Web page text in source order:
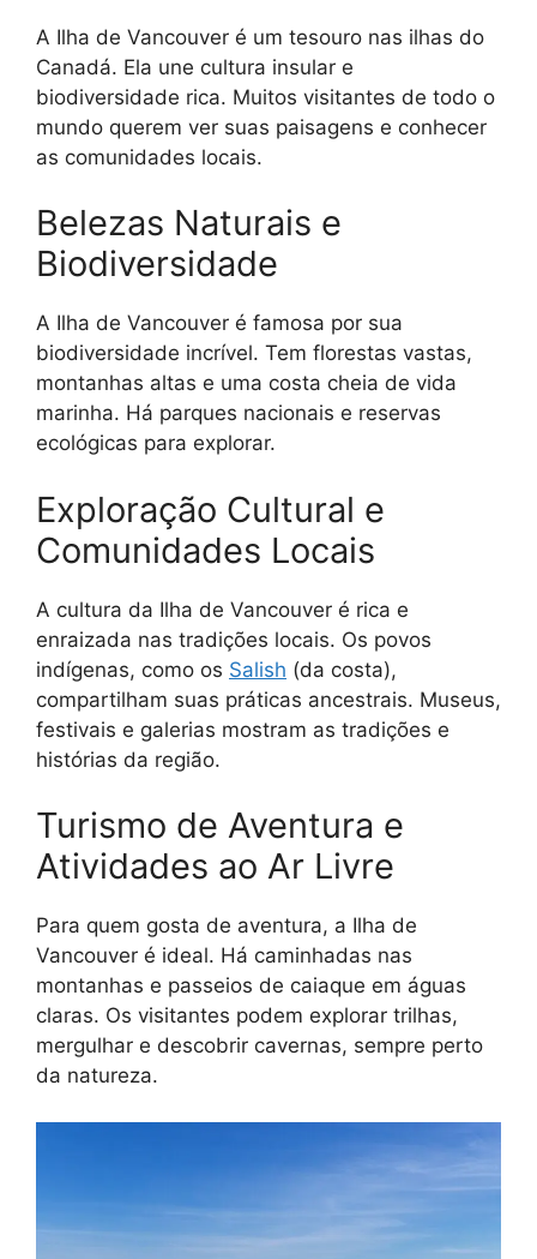
A Ilha de Vancouver é um tesouro nas ilhas do
Canadá. Ela une cultura insular e
biodiversidade rica. Muitos visitantes de todo o
mundo querem ver suas paisagens e conhecer
as comunidades locais.
Belezas Naturais e
Biodiversidade
A Ilha de Vancouver é famosa por sua
biodiversidade incrível. Tem florestas vastas,
montanhas altas e uma costa cheia de vida
marinha. Há parques nacionais e reservas
ecológicas para explorar.
Exploração Cultural e
Comunidades Locais
A cultura da Ilha de Vancouver é rica e
enraizada nas tradições locais. Os povos
indígenas, como os Salish (da costa),
compartilham suas práticas ancestrais. Museus,
festivais e galerias mostram as tradições e
histórias da região.
Turismo de Aventura e
Atividades ao Ar Livre
Para quem gosta de aventura, a Ilha de
Vancouver é ideal. Há caminhadas nas
montanhas e passeios de caiaque em águas
claras. Os visitantes podem explorar trilhas,
mergulhar e descobrir cavernas, sempre perto
da natureza.